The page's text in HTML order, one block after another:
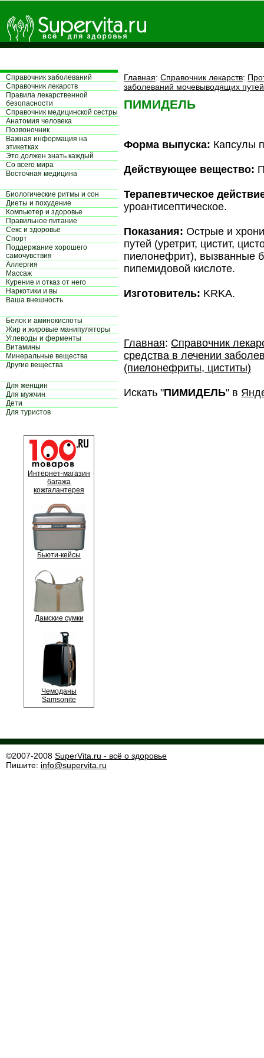
Справочник заболеваний
Справочник лекарств
Правила лекарственной
безопасности
Справочник медицинской сестры
Aнатомия человека
Позвоночник
Важная информация на
этикетках
Это должен знать каждый
Со всего мира
Восточная медицина
Биологические ритмы и сон
Диеты и похудение
Компьютер и здоровье
Правильное питание
Секс и здоровье
Спорт
Поддержание хорошего
самочувствия
Аллергия
Массаж
Курение и отказ от него
Наркотики и вы
Ваша внешность
Белок и аминокислоты
Жир и жировые манипуляторы
Углеводы и ферменты
Витамины
Минеральные вещества
Другие вещества
Для женщин
Для мужчин
Дети
Для туристов
Интернет-магазин
багажа
кожгалантерея
Бьюти-кейсы
Дамские сумки
Чемоданы
Samsonite
Главная: Справочник лекарств:
заболеваний мочевыводящих
ПИМИДЕЛЬ
Форма выпуска: Капсулы
Действующее вещество:
Терапевтическое
уроантисептическое.
Показания: Острые и
путей (уретрит, цистит,
пиелонефрит), вызванные
пипемидовой кислоте.
Изготовитель: KRKA.
Главная: Справочник
средства в лечении
(пиелонефриты, циститы)
Искать "ПИМИДЕЛЬ" в
©2007-2008 SuperVita.ru - всё о здоровье
Пишите: info@supervita.ru